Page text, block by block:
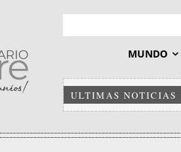
MUNDO
ULTIMAS NOTICIAS